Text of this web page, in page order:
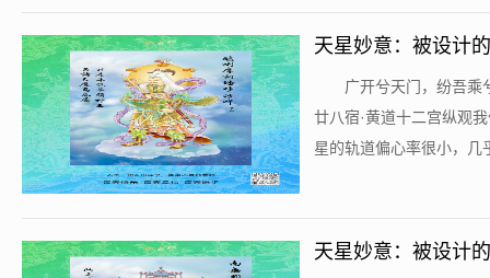
天星妙意：被设计
广开兮天门，纷吾乘
廿八宿·黄道十二宫纵观
星的轨道偏心率很小，
天星妙意：被设计